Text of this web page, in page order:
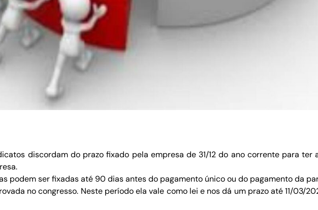
discordam do prazo fixado pela empresa de 31/12 do ano corrente para ter
podem ser fixadas até 90 dias antes do pagamento único ou do pagamento da
no congresso. Neste período ela vale como lei e nos dá um prazo até 11/03/